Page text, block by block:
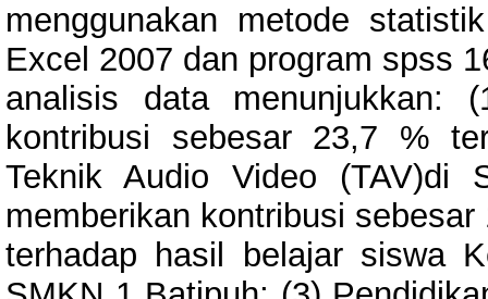
menggunakan metode
Excel 2007 dan program spss
analisis data menunjukkan:
kontribusi sebesar 23,7 %
Teknik Audio Video (TAV)di
memberikan kontribusi sebesar
terhadap hasil belajar siswa